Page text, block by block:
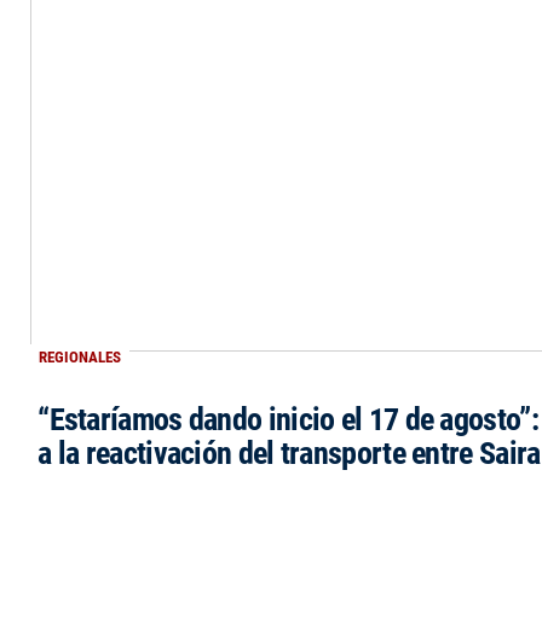
REGIONALES
“Estaríamos dando inicio el 17 de
a la reactivación del transporte entre